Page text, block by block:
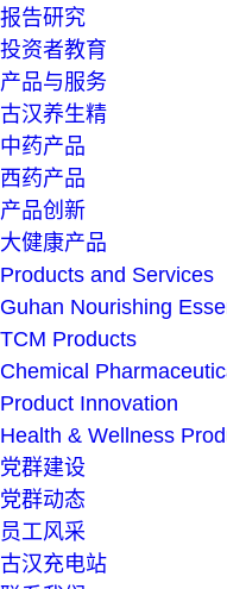
报告研究
投资者教育
产品与服务
古汉养生精
中药产品
西药产品
产品创新
大健康产品
Products and Services
Guhan Nourishing
TCM Products
Chemical
Product Innovation
Health & Wellness
党群建设
党群动态
员工风采
古汉充电站